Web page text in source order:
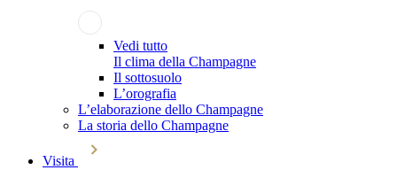
Vedi tutto
Il clima della Champagne
Il sottosuolo
L’orografia
L’elaborazione dello Champagne
La storia dello Champagne
Visita